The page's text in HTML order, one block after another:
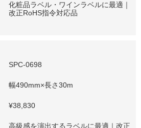
化粧品ラベル・ワインラベルに最適｜
改正RoHS指令対応品
SPC-0698
幅490mm×長さ30m
¥38,830
高級感を演出するラベルに最適｜改正